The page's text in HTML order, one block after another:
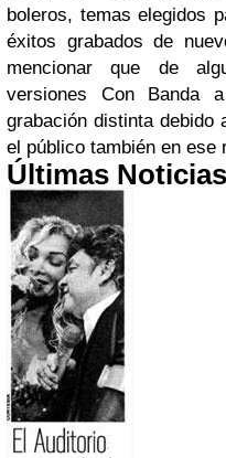
boleros, temas elegidos
éxitos grabados de
mencionar que de
versiones Con Banda
grabación distinta debido
el público también en ese
Últimas Noticias